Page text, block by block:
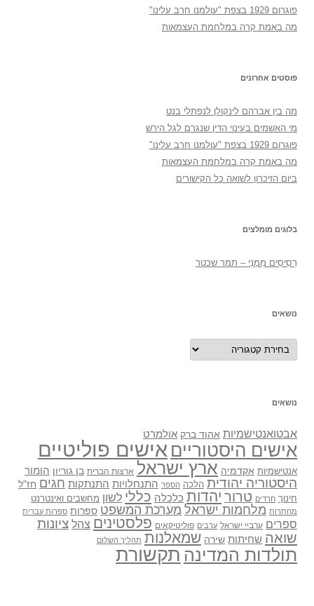
פוגרום 1929 בצפת "עולמנו חרב עלינו"
מה באמת קרה במלחמת העצמאות
פוסטים אחרונים
מה בין אברהם לינקולן לנפתלי בנט
מי האשמים בעינוי הדין שנגרם לגל הירש
פוגרום 1929 בצפת "עולמנו חרב עלינו"
מה באמת קרה במלחמת העצמאות
ביום הזיכרון לשואה כל הקישורים
בלוגים מומלצים
רְסִיסִים מִמֶנִי – תמר שכטר
נושאים
נושאים
נושאים
אבטואנטישמיות אהוד ברק אולמרט
אישים היסטוריים אישים פוליטיים
אנטישמיות אקדמיה ארץ ישראל ארצות הברית בן גוריון הומור
היסטוריה יהודית הלכה הספר התנחלויות התנתקות חגים חז"ל
חינוך חרדים טרור יהדות כלכלה כללי לשון מחשבים ואינטרנט
מחתרות מלחמות ישראל מערכת המשפט ספרות ספרות עברית
ספרים ערביי ישראל ערבים פוליטיקאים פלסטינים צהל ציונות
שואה שחיתות שירה שמאלנות תהליך השלום
תולדות המדינה תקשורת